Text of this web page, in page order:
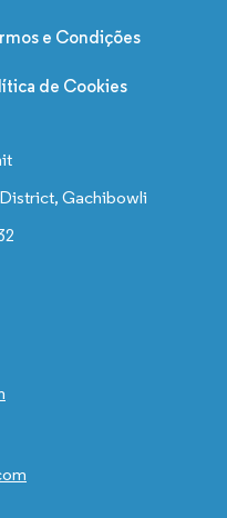
e Condições
de Cookies
Gachibowli